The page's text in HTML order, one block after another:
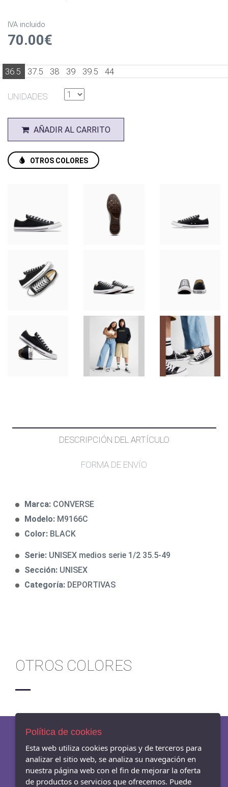
IVA incluido
70.00€
36.5 37.5 38 39 39.5 44
UNIDADES
AÑADIR AL CARRITO
OTROS COLORES
DESCRIPCIÓN DEL ARTÍCULO
FORMA DE ENVÍO
Marca: CONVERSE
Modelo: M9166C
Color: BLACK
Serie: UNISEX medios serie 1/2 35.5-49
Sección: UNISEX
Categoría: DEPORTIVAS
OTROS COLORES
AVISO LEGAL
POLÍTICA DE COOKIES
ENVÍOS Y DEVOLUCIONES
Política de cookies
Esta web utiliza cookies propias y de terceros para
analizar el sitio web, se analiza su navegación en
nuestra página web con el fin de mejorar la oferta
de productos o servicios que ofrecemos. Puede